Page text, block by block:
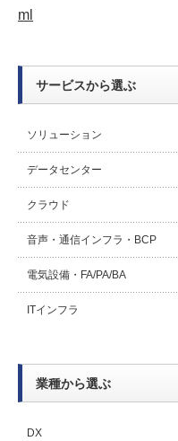
ml
サービスから選ぶ
ソリューション
データセンター
クラウド
音声・通信インフラ・BCP
電気設備・FA/PA/BA
ITインフラ
業種から選ぶ
DX